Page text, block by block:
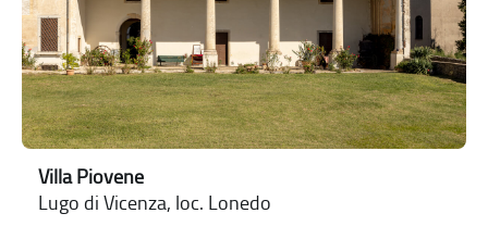
Villa Piovene
Lugo di Vicenza, loc. Lonedo